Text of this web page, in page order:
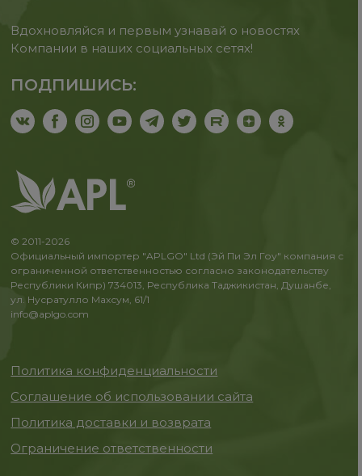
Вдохновляйся и первым узнавай о новостях
Компании в наших социальных сетях!
ПОДПИШИСЬ:
© 2011-2026
Официальный импортер "APLGO" Ltd (Эй Пи Эл Гоу" компания с
ограниченной ответственностью согласно законодательству
Республики Кипр) 734013, Республика Таджикистан, Душанбе,
ул. Нусратулло Махсум, 61/1
info@aplgo.com
Политика конфиденциальности
Соглашение об использовании сайта
Политика доставки и возврата
Ограничение ответственности